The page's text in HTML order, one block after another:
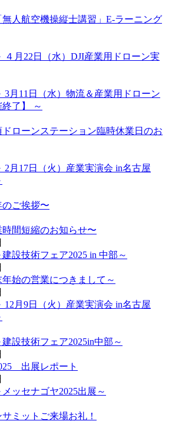
人航空機操縦士講習」E-ラーニング
４月22日（水）DJI産業用ドローン実
3月11日（水）物流＆産業用ドローン
了】 ～
ローンステーション臨時休業日のお
2月17日（火）産業実演会 in名古屋
ご挨拶〜
間短縮のお知らせ〜
設技術フェア2025 in 中部～
始の営業につきまして～
12月9日（火）産業実演会 in名古屋
設技術フェア2025in中部～
出展レポート
ッセナゴヤ2025出展～
ミットご来場お礼！